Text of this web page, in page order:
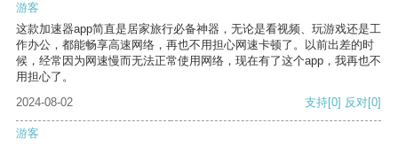
游客
这款加速器app简直是居家旅行必备神器，无论是看视频、玩游戏还是工
作办公，都能畅享高速网络，再也不用担心网速卡顿了。以前出差的时
候，经常因为网速慢而无法正常使用网络，现在有了这个app，我再也不
用担心了。
2024-08-02
支持[0] 反对[0]
游客